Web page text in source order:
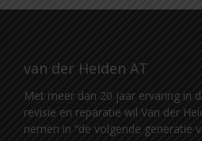
van der Heiden AT
Met meer dan 20 jaar ervaring in
revisie en reparatie wil Van der
nemen in “de volgende generatie